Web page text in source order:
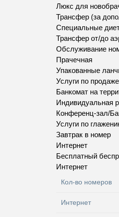
Люкс для
Трансфер (за
Специальные
Трансфер от/до
Обслуживание
Прачечная
Упакованные
Услуги по
Банкомат на
Индивидуальная
Конференц-зал/
Услуги по
Завтрак в номер
Интернет
Бесплатный
Интернет
Кол-во номеров
Интернет